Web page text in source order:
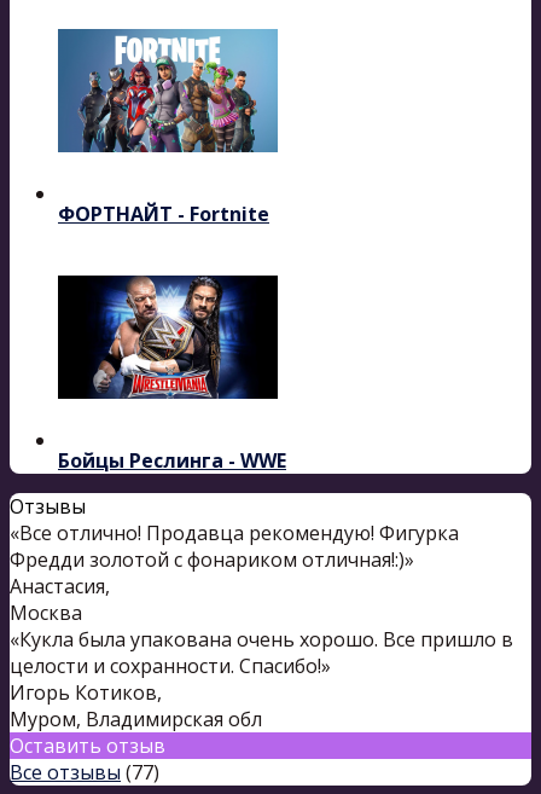
ФОРТНАЙТ - Fortnite
Бойцы Реслинга - WWE
Отзывы
«Все отлично! Продавца рекомендую! Фигурка
Фредди золотой с фонариком отличная!:)»
Анастасия,
Москва
«Кукла была упакована очень хорошо. Все пришло в
целости и сохранности. Спасибо!»
Игорь Котиков,
Муром, Владимирская обл
Оставить отзыв
Все отзывы (77)